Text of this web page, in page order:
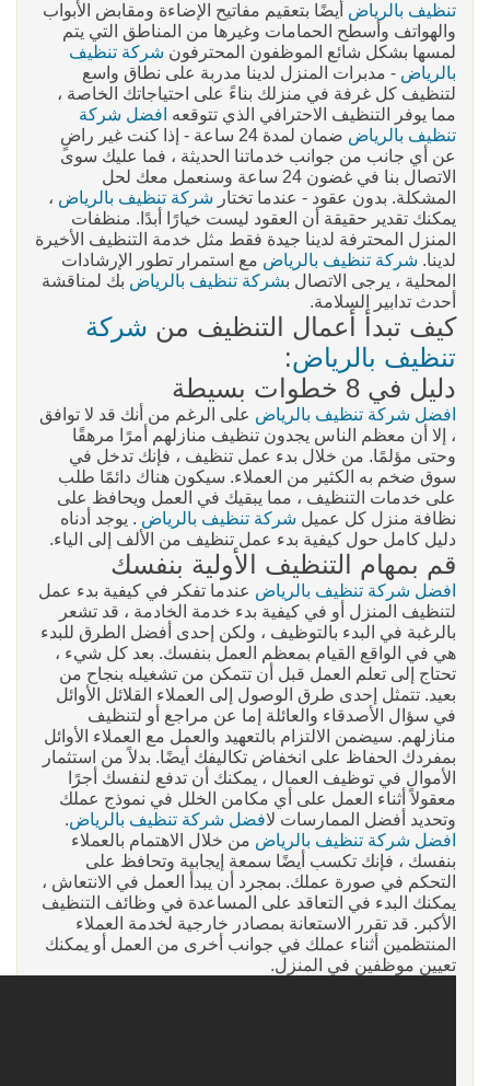
تنظيف بالرياض أيضًا بتعقيم مفاتيح الإضاءة ومقابض الأبواب
والهواتف وأسطح الحمامات وغيرها من المناطق التي يتم
لمسها بشكل شائع الموظفون المحترفون شركة تنظيف
بالرياض - مدبرات المنزل لدينا مدربة على نطاق واسع
لتنظيف كل غرفة في منزلك بناءً على احتياجاتك الخاصة ،
مما يوفر التنظيف الاحترافي الذي تتوقعه افضل شركة
تنظيف بالرياض
ضمان لمدة 24 ساعة - إذا كنت غير راضٍ
عن أي جانب من جوانب خدماتنا الحديثة ، فما عليك سوى
الاتصال بنا في غضون 24 ساعة وسنعمل معك لحل
المشكلة. بدون عقود - عندما تختار شركة تنظيف بالرياض ،
يمكنك تقدير حقيقة أن العقود ليست خيارًا أبدًا. منظفات
المنزل المحترفة لدينا جيدة فقط مثل خدمة التنظيف الأخيرة
لدينا. شركة تنظيف بالرياض مع استمرار تطور الإرشادات
المحلية ، يرجى الاتصال بشركة تنظيف بالرياض بك لمناقشة
أحدث تدابير السلامة.
كيف تبدأ أعمال التنظيف من شركة
تنظيف بالرياض:
دليل في 8 خطوات بسيطة
افضل شركة تنظيف بالرياض على الرغم من أنك قد لا توافق
، إلا أن معظم الناس يجدون تنظيف منازلهم أمرًا مرهقًا
وحتى مؤلمًا. من خلال بدء عمل تنظيف ، فإنك تدخل في
سوق ضخم به الكثير من العملاء. سيكون هناك دائمًا طلب
على خدمات التنظيف ، مما يبقيك في العمل ويحافظ على
نظافة منزل كل عميل شركة تنظيف بالرياض . يوجد أدناه
دليل كامل حول كيفية بدء عمل تنظيف من الألف إلى الياء.
قم بمهام التنظيف الأولية بنفسك
افضل شركة تنظيف بالرياض عندما تفكر في كيفية بدء عمل
لتنظيف المنزل أو في كيفية بدء خدمة الخادمة ، قد تشعر
بالرغبة في البدء بالتوظيف ، ولكن إحدى أفضل الطرق للبدء
هي في الواقع القيام بمعظم العمل بنفسك. بعد كل شيء ،
تحتاج إلى تعلم العمل قبل أن تتمكن من تشغيله بنجاح من
بعيد. تتمثل إحدى طرق الوصول إلى العملاء القلائل الأوائل
في سؤال الأصدقاء والعائلة إما عن مراجع أو لتنظيف
منازلهم. سيضمن الالتزام بالتعهيد والعمل مع العملاء الأوائل
بمفردك الحفاظ على انخفاض تكاليفك أيضًا. بدلاً من استثمار
الأموال في توظيف العمال ، يمكنك أن تدفع لنفسك أجرًا
معقولاً أثناء العمل على أي مكامن الخلل في نموذج عملك
وتحديد أفضل الممارسات لافضل شركة تنظيف بالرياض.
افضل شركة تنظيف بالرياض من خلال الاهتمام بالعملاء
بنفسك ، فإنك تكسب أيضًا سمعة إيجابية وتحافظ على
التحكم في صورة عملك. بمجرد أن يبدأ العمل في الانتعاش ،
يمكنك البدء في التعاقد على المساعدة في وظائف التنظيف
الأكبر. قد تقرر الاستعانة بمصادر خارجية لخدمة العملاء
المنتظمين أثناء عملك في جوانب أخرى من العمل أو يمكنك
تعيين موظفين في المنزل.